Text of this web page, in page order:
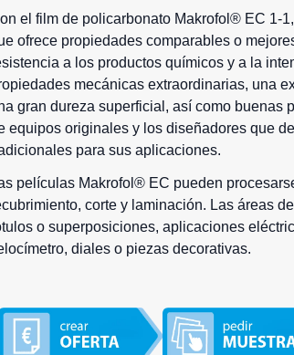
el film de policarbonato Makrofol® EC 1-
ofrece propiedades comparables o
a los productos químicos y a la
mecánicas extraordinarias, una
gran dureza superficial, así como buenas
equipos originales y los diseñadores que
para sus aplicaciones.
películas Makrofol® EC pueden
corte y laminación. Las áreas
o superposiciones, aplicaciones
diales o piezas decorativas.